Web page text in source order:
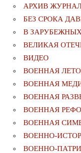
АРХИВ
БЕЗ СРОКА
В
ВЕЛИКАЯ
ВИДЕО
ВОЕННАЯ
ВОЕННАЯ
ВОЕННАЯ
ВОЕННАЯ
ВОЕННАЯ
ВОЕННО-
ВОЕННО-